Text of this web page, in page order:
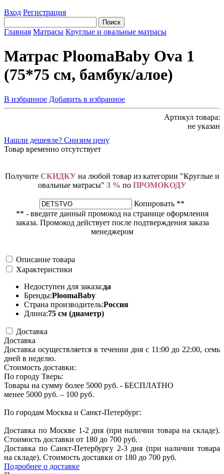
Вход Регистрация
Главная Матрасы Круглые и овальные матрасы
Матрас PloomaBaby Ova 1
(75*75 см, бамбук/алое)
В избранное Добавить в избранное
Артикул товара:
не указан
Нашли дешевле? Снизим цену
Товар временно отсутствует
Получите СКИДКУна любой товар из категории "Круглые и
овальные матрасы" 3 % по ПРОМОКОДУ
Копировать **
** - введите данный промокод на странице оформления
заказа. Промокод действует после подтверждения заказа
менеджером
Описание товара
Характеристики
Недоступен для заказа:да
Бренды:PloomaBaby
Страна производитель:Россия
Длина:75 см (диаметр)
Доставка
Доставка
Доставка осуществляется в течении дня с 11:00 до 22:00, семь
дней в неделю.
Стоимость доставки:
По городу Тверь:
Товары на сумму более 5000 руб. - БЕСПЛАТНО
менее 5000 руб. – 100 руб.
По городам Москва и Санкт-Петербург:
Доставка по Москве 1-2 дня (при наличии товара на складе).
Стоимость доставки от 180 до 700 руб.
Доставка по Санкт-Петербургу 2-3 дня (при наличии товара
на складе). Стоимость доставки от 180 до 700 руб.
Подробнее о доставке